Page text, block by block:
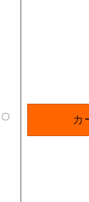
〇 カ